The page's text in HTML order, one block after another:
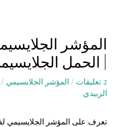
المؤشر
| الحمل
2 تعليقات / المؤشر الجلايسيمي /
الزبيدي
تعرف على المؤشر الجلايسيمي